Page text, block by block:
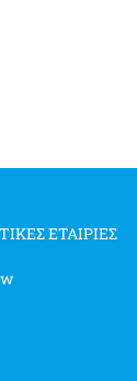
ΕΤΑΙΡΙΕΣ